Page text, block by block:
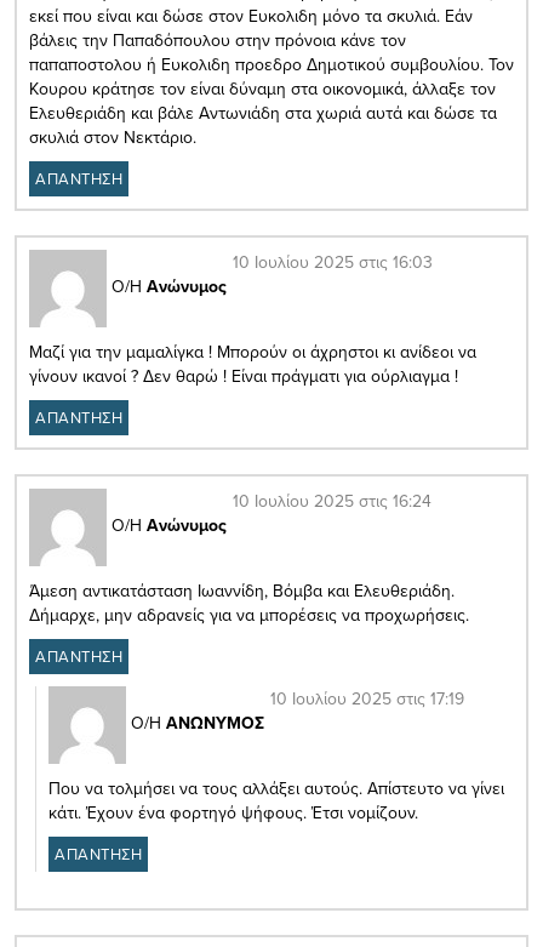
εκεί που είναι και δώσε στον Ευκολιδη μόνο τα σκυλιά. Εάν
βάλεις την Παπαδόπουλου στην πρόνοια κάνε τον
παπαποστολου ή Ευκολιδη προεδρο Δημοτικού συμβουλίου. Τον
Κουρου κράτησε τον είναι δύναμη στα οικονομικά, άλλαξε τον
Ελευθεριάδη και βάλε Αντωνιάδη στα χωριά αυτά και δώσε τα
σκυλιά στον Νεκτάριο.
ΑΠΑΝΤΗΣΗ
Ο/Η Ανώνυμος
10 Ιουλίου 2025 στις 16:03
Μαζί για την μαμαλίγκα ! Μπορούν οι άχρηστοι κι ανίδεοι να
γίνουν ικανοί ? Δεν θαρώ ! Είναι πράγματι για ούρλιαγμα !
ΑΠΑΝΤΗΣΗ
Ο/Η Ανώνυμος
10 Ιουλίου 2025 στις 16:24
Άμεση αντικατάσταση Ιωαννίδη, Βόμβα και Ελευθεριάδη.
Δήμαρχε, μην αδρανείς για να μπορέσεις να προχωρήσεις.
ΑΠΑΝΤΗΣΗ
Ο/Η ΑΝΩΝΥΜΟΣ
10 Ιουλίου 2025 στις 17:19
Που να τολμήσει να τους αλλάξει αυτούς. Απίστευτο να γίνει
κάτι. Έχουν ένα φορτηγό ψήφους. Έτσι νομίζουν.
ΑΠΑΝΤΗΣΗ